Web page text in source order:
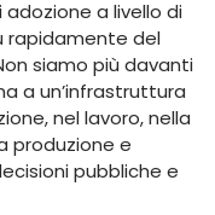
a livello di
rapidamente del
siamo più davanti
a un’infrastruttura
nel lavoro, nella
produzione e
pubbliche e